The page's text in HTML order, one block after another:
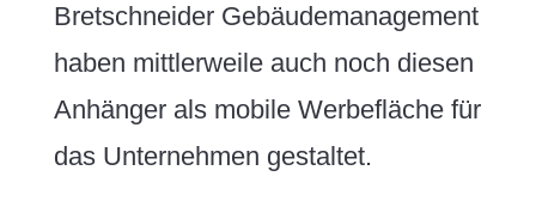
Bretschneider Gebäudemanagement
haben mittlerweile auch noch diesen
Anhänger als mobile Werbefläche für
das Unternehmen gestaltet.